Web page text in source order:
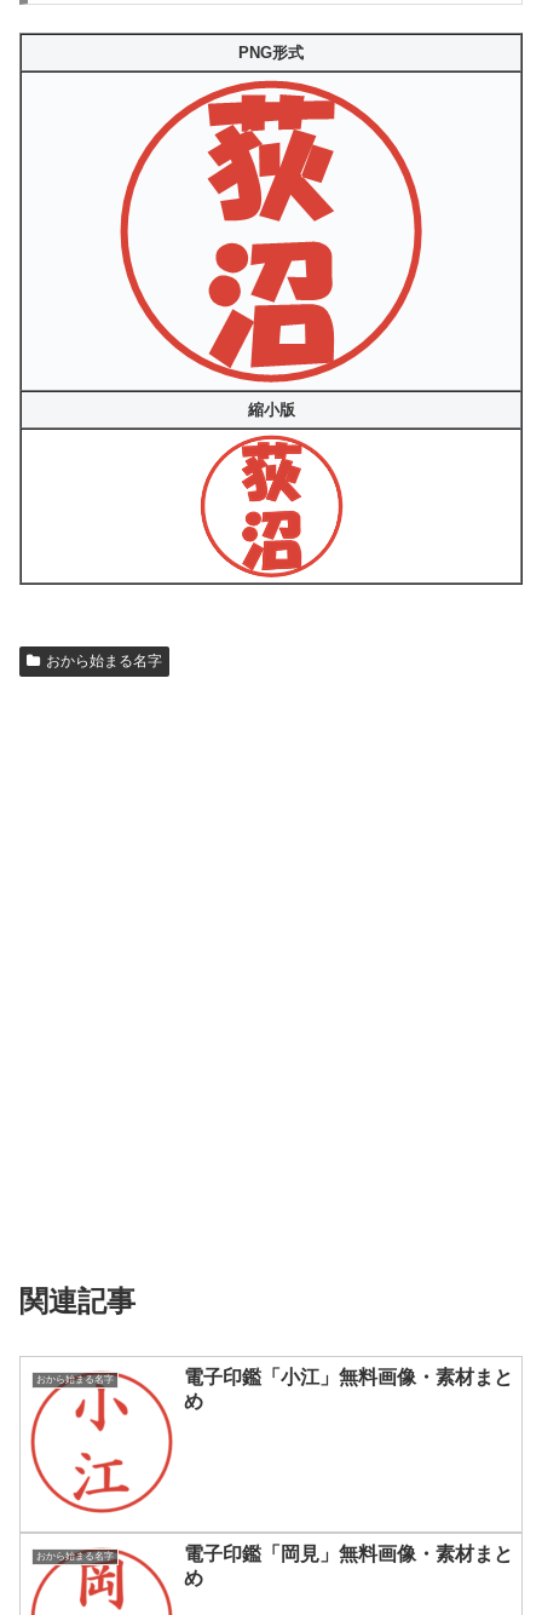
PNG形式
縮小版
おから始まる名字
関連記事
おから始まる名字
電子印鑑「小江」無料画像・素材まと
め
おから始まる名字
電子印鑑「岡見」無料画像・素材まと
め